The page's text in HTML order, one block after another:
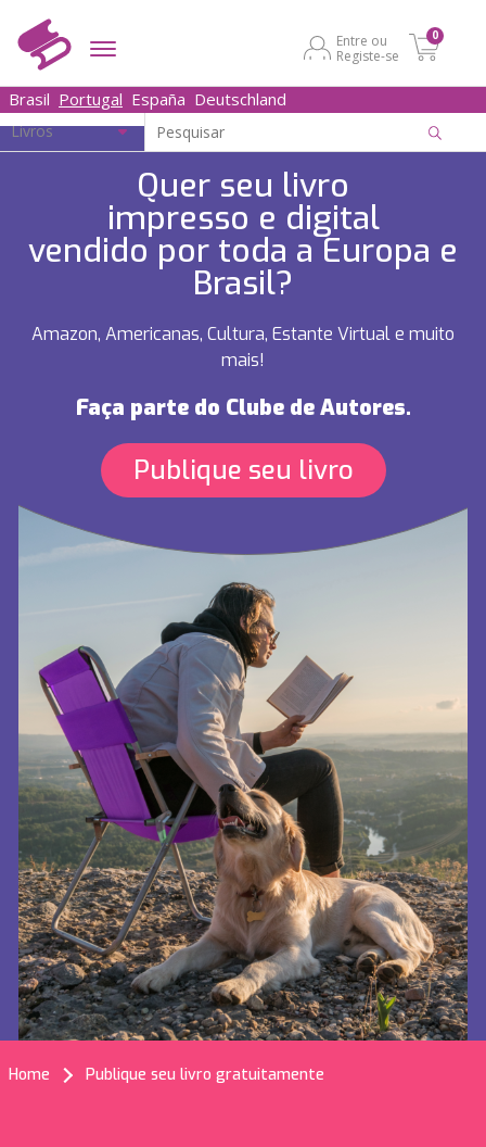
Entre ou
Registe-se
0
Brasil Portugal España Deutschland
Quer seu livro
impresso e digital
vendido por toda a Europa e
Brasil?
Amazon, Americanas, Cultura, Estante Virtual e muito
mais!
Faça parte do Clube de Autores.
Publique seu livro
Home Publique seu livro gratuitamente